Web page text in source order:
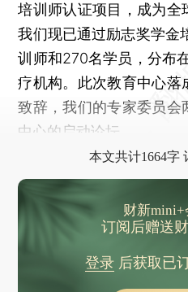
培训师认证项目，成为全
我们现已通过励志奖学金
训师和270名学员，分布
疗机构。此次教育中心
致辞，我们的专家委员
中心的启动论坛。
本文共计1664字
财新
订阅后赠送
登录后获取已